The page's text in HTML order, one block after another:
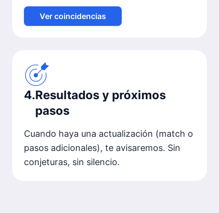
Ver coincidencias
4.Resultados y próximos
pasos
Cuando haya una actualización (match o
pasos adicionales), te avisaremos. Sin
conjeturas, sin silencio.